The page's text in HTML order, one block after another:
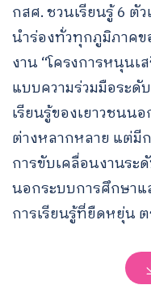
กสศ. ชวนเรียนรู้ 6 ตั
นำร่องทั่วทุกภูมิภาคข
งาน “โครงการหนุน
แบบความร่วมมือระดั
เรียนรู้ของเยาวชนน
ต่างหลากหลาย แต่มี
การขับเคลื่อนงานระ
นอกระบบการศึกษาแ
การเรียนรู้ที่ยืดหยุ่น